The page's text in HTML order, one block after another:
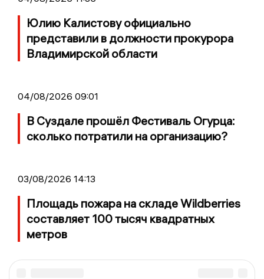
Юлию Калистову официально
представили в должности прокурора
Владимирской области
04/08/2026 09:01
В Суздале прошёл Фестиваль Огурца:
сколько потратили на организацию?
03/08/2026 14:13
Площадь пожара на складе Wildberries
составляет 100 тысяч квадратных
метров